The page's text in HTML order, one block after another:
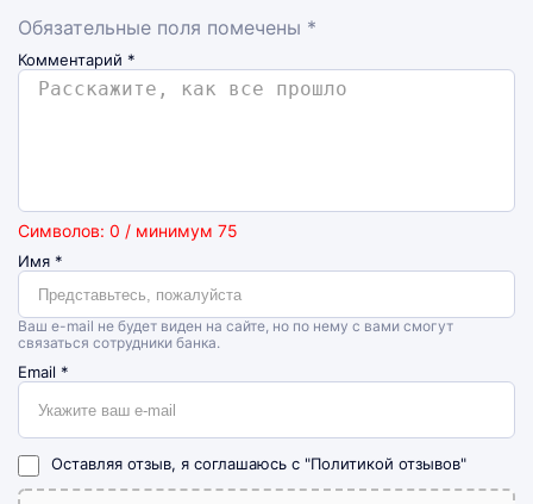
Обязательные поля помечены *
Комментарий *
Символов: 0 / минимум 75
Имя *
Ваш e-mail не будет виден на сайте, но по нему с вами смогут
связаться сотрудники банка.
Email *
Оставляя отзыв, я соглашаюсь с "Политикой отзывов"